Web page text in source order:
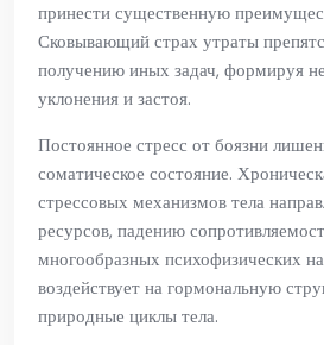
принести существенную
Сковывающий страх утраты
получению иных задач, формируя
уклонения и застоя.
Постоянное стресс от боязни
соматическое состояние.
стрессовых механизмов тела
ресурсов, падению
многообразных психофизических
воздействует на гормональную
природные циклы тела.